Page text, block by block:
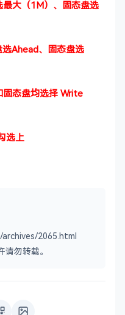
大（1M）、固态盘选
Ahead、固态盘选
态盘均选择 Write
选上
2065.html
勿转载。